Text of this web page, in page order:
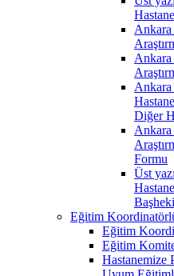
Diğer
Formu
Üst
Eğitim
Eğitim
Eğitim
Hastanemize